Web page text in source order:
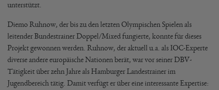
unterstützt.
Diemo Ruhnow, der bis zu den letzten Olympischen Spielen als
leitender Bundestrainer Doppel/Mixed fungierte, konnte für dieses
Projekt gewonnen werden. Ruhnow, der aktuell u.a. als IOC-Experte
diverse andere europäische Nationen berät, war vor seiner DBV-
Tätigkeit über zehn Jahre als Hamburger Landestrainer im
Jugendbereich tätig. Damit verfügt er über eine interessante Expertise: